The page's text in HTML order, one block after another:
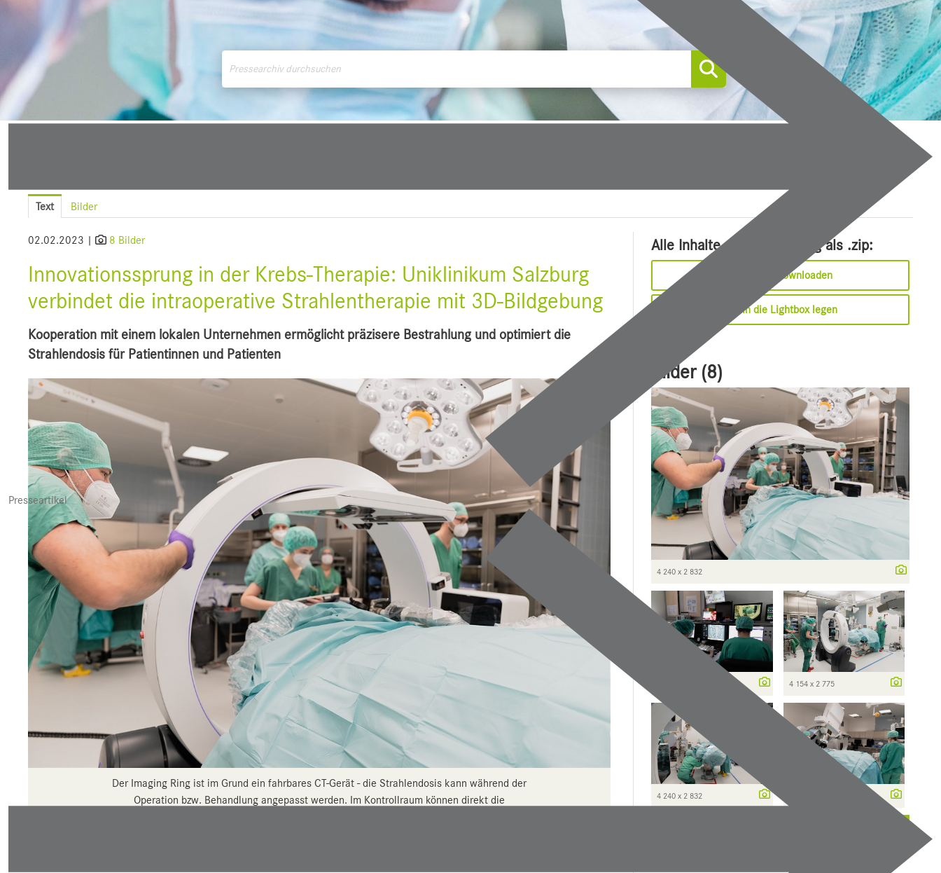
Presseartikel
Text Bilder
02.02.2023 | 8 Bilder
Innovationssprung in der Krebs-Therapie: Uniklinikum Salzburg
verbindet die intraoperative Strahlentherapie mit 3D-Bildgebung
Kooperation mit einem lokalen Unternehmen ermöglicht präzisere Bestrahlung und optimiert die
Strahlendosis für Patientinnen und Patienten
Der Imaging Ring ist im Grund ein fahrbares CT-Gerät - die Strahlendosis kann während der
Operation bzw. Behandlung angepasst werden. Im Kontrollraum können direkt die
Alle Inhalte dieser Meldung als .zip:
Sofort downloaden
In die Lightbox legen
Bilder (8)
4 240 x 2 832
4 154 x 2 775
4 240 x 2 832